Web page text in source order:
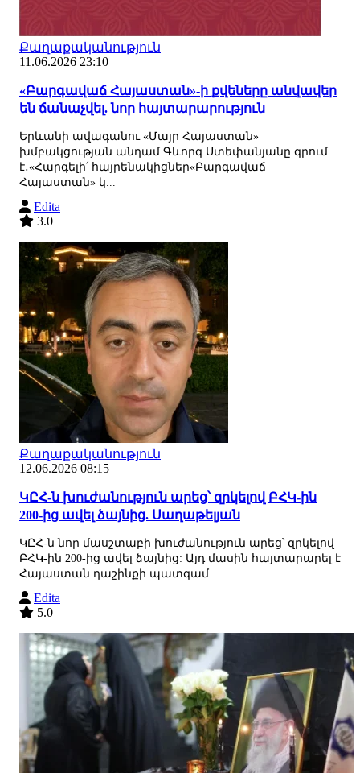
Քաղաքականություն
11.06.2026 23:10
«Բարգավաճ Հայաստան»-ի քվեները անվավեր
են ճանաչվել. նոր հայտարարություն
Երևանի ավագանու «Մայր Հայաստան»
խմբակցության անդամ Գևորգ Ստեփանյանը գրում
է․«Հարգելի՛ հայրենակիցներ«Բարգավաճ
Հայաստան» կ...
Edita
3.0
Քաղաքականություն
12.06.2026 08:15
ԿԸՀ-ն խուժանություն արեց՝ զրկելով ԲՀԿ-ին
200-ից ավել ձայնից. Սաղաթելյան
ԿԸՀ-ն նոր մասշտաբի խուժանություն արեց՝ զրկելով
ԲՀԿ-ին 200-ից ավել ձայնից: Այդ մասին հայտարարել է
Հայաստան դաշինքի պատգամ...
Edita
5.0